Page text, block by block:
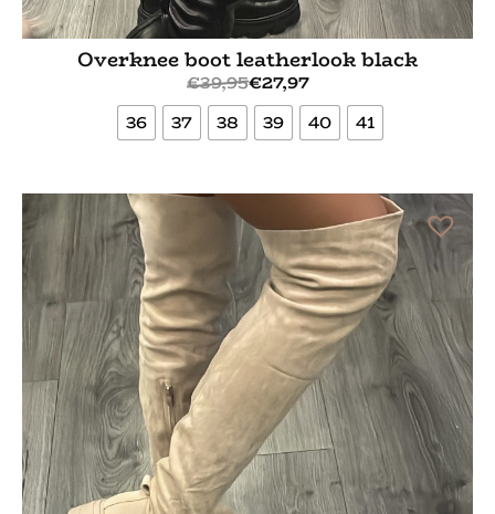
Overknee boot leatherlook black
€39,95€27,97
36
37 38 39 40 41